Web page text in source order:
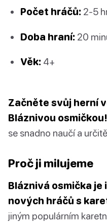
Počet hráčů: 2-5
Doba hraní: 20
Věk: 4+
Začněte svůj herní
Bláznivou osmičkou!
se snadno naučí a
Proč ji milujeme
Bláznivá osmička je
nových hráčů s
jiným populárním